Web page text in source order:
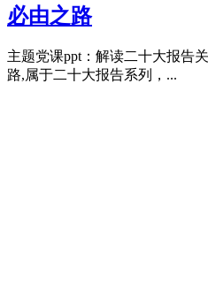
必由之路
主题党课ppt：解读二十大报告
路,属于二十大报告系列，...